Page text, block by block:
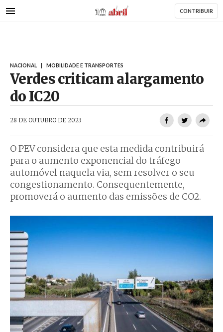
para
AbrilAbril CONTRIBUIR
NACIONAL MOBILIDADE E TRANSPORTES
Verdes criticam alargamento
do IC20
28 DE OUTUBRO DE 2023
O PEV considera que esta medida contribuirá
para o aumento exponencial do tráfego
automóvel naquela via, sem resolver o seu
congestionamento. Consequentemente,
promoverá o aumento das emissões de CO2.